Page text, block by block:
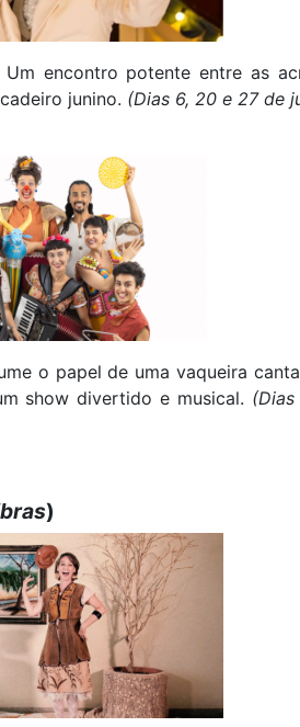
Um encontro potente entre as
junino. (Dias 6, 20 e 27 de
o papel de uma vaqueira
show divertido e musical.
)